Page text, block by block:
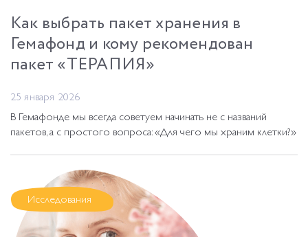
Как выбрать пакет хранения в
Гемафонд и кому рекомендован
пакет «ТЕРАПИЯ»
25 января 2026
В Гемафонде мы всегда советуем начинать не с названий
пакетов, а с простого вопроса: «Для чего мы храним клетки?»
Исследования